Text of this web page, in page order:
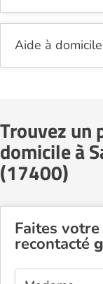
Aide à
Trouvez un
domicile à
(17400)
Faites
recontacté